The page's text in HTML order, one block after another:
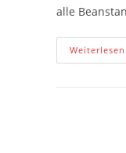
alle
Weiterlesen